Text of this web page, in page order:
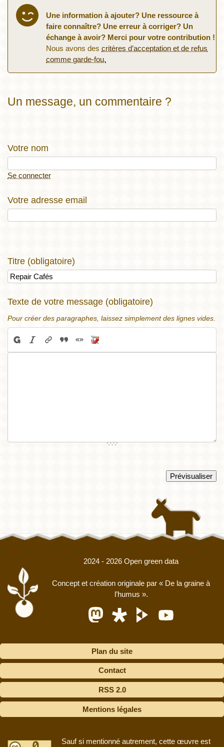
Une information à ajouter? Une ressource à
faire connaître? Une erreur à corriger? Un
échange à avoir? Merci pour votre contribution !
Nous avons descritères d’acceptation et de refus
comme garde-fou.
Un message, un commentaire ?
Votre nom
Se connecter
Votre adresse email
Titre (obligatoire)
Texte de votre message (obligatoire)
Pour créer des paragraphes, laissez simplement des lignes vides.
2024 - 2026 Open green data
Concept et création originale par « De la graine à
l’humus ».
Plan du site
Contact
RSS 2.0
Mentions légales
Sauf si mentionné autrement, cette œuvre est